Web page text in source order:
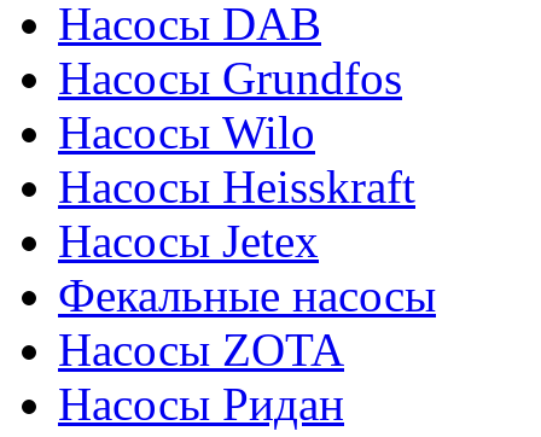
Насосы DAB
Насосы Grundfos
Насосы Wilo
Насосы Heisskraft
Насосы Jetex
Фекальные насосы
Насосы ZOTA
Насосы Ридан